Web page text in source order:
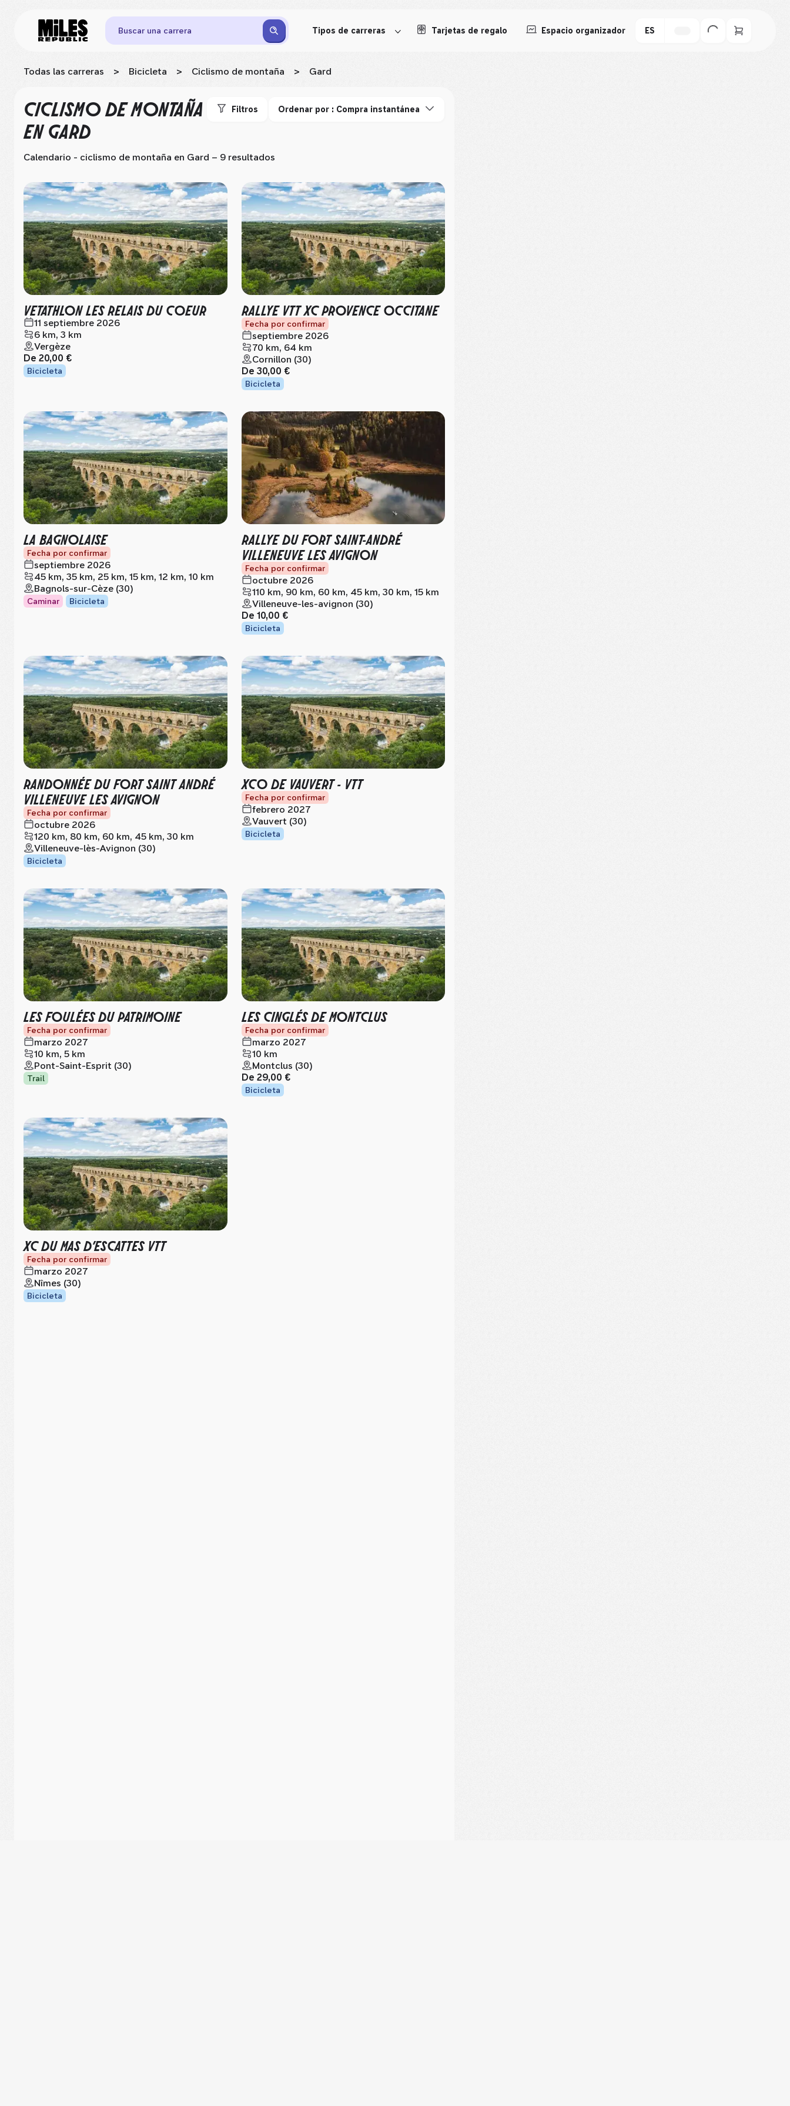
Buscar una carrera Tipos de carreras Tarjetas de regalo Espacio organizador ES
Todas las carreras > Bicicleta > Ciclismo de montaña > Gard
CICLISMO DE MONTAÑA
EN GARD
Filtros Ordenar por : Compra instantánea
Calendario - ciclismo de montaña en Gard – 9 resultados
VETATHLON LES RELAIS DU COEUR
11 septiembre 2026
6 km, 3 km
Vergèze
De 20,00 €
Bicicleta
RALLYE VTT XC PROVENCE OCCITANE
Fecha por confirmar
septiembre 2026
70 km, 64 km
Cornillon (30)
De 30,00 €
Bicicleta
LA BAGNOLAISE
Fecha por confirmar
septiembre 2026
45 km, 35 km, 25 km, 15 km, 12 km, 10 km
Bagnols-sur-Cèze (30)
Caminar Bicicleta
RALLYE DU FORT SAINT-ANDRÉ
VILLENEUVE LES AVIGNON
Fecha por confirmar
octubre 2026
110 km, 90 km, 60 km, 45 km, 30 km, 15 km
Villeneuve-les-avignon (30)
De 10,00 €
Bicicleta
RANDONNÉE DU FORT SAINT ANDRÉ
VILLENEUVE LES AVIGNON
Fecha por confirmar
octubre 2026
120 km, 80 km, 60 km, 45 km, 30 km
Villeneuve-lès-Avignon (30)
Bicicleta
XCO DE VAUVERT - VTT
Fecha por confirmar
febrero 2027
Vauvert (30)
Bicicleta
LES FOULÉES DU PATRIMOINE
Fecha por confirmar
marzo 2027
10 km, 5 km
Pont-Saint-Esprit (30)
Trail
LES CINGLÉS DE MONTCLUS
Fecha por confirmar
marzo 2027
10 km
Montclus (30)
De 29,00 €
Bicicleta
XC DU MAS D’ESCATTES VTT
Fecha por confirmar
marzo 2027
Nîmes (30)
Bicicleta